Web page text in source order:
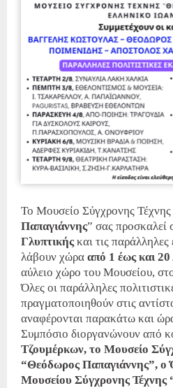
Το Μουσείο Σύγχρονης Τέχνης
Παπαγιάννης” σας προσκαλεί
Γλυπτικήςκαι τις
λάβουν χώρα από 1 έως και
αύλειο χώρο του Μουσείου,
Όλες οι παράλληλες
πραγματοποιηθούν στις
αναφέρονται παρακάτω και
Συμπόσιο διοργανώνουν από
Τζουμέρκων, το Μουσείο
“Θεόδωρος Παπαγιάννης”, ο
Μουσείου Σύγχρονης Τέχνης